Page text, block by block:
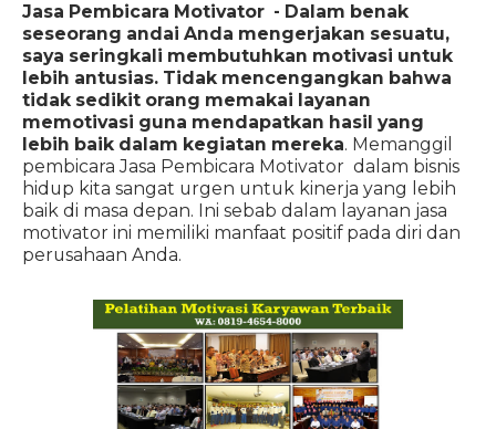
Jasa Pembicara Motivator - Dalam benak
seseorang andai Anda mengerjakan sesuatu,
saya seringkali membutuhkan motivasi untuk
lebih antusias. Tidak mencengangkan bahwa
tidak sedikit orang memakai layanan
memotivasi guna mendapatkan hasil yang
lebih baik dalam kegiatan mereka. Memanggil
pembicara Jasa Pembicara Motivator dalam bisnis
hidup kita sangat urgen untuk kinerja yang lebih
baik di masa depan. Ini sebab dalam layanan jasa
motivator ini memiliki manfaat positif pada diri dan
perusahaan Anda.